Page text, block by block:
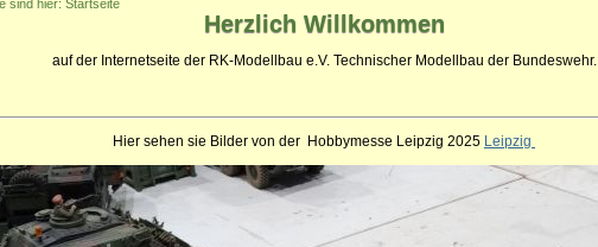
sind hier: Startseite
Herzlich Willkommen
auf der Internetseite der RK-Modellbau e.V. Technischer Modellbau der Bundeswehr.
Hier sehen sie Bilder von der Hobbymesse Leipzig 2025 Leipzig